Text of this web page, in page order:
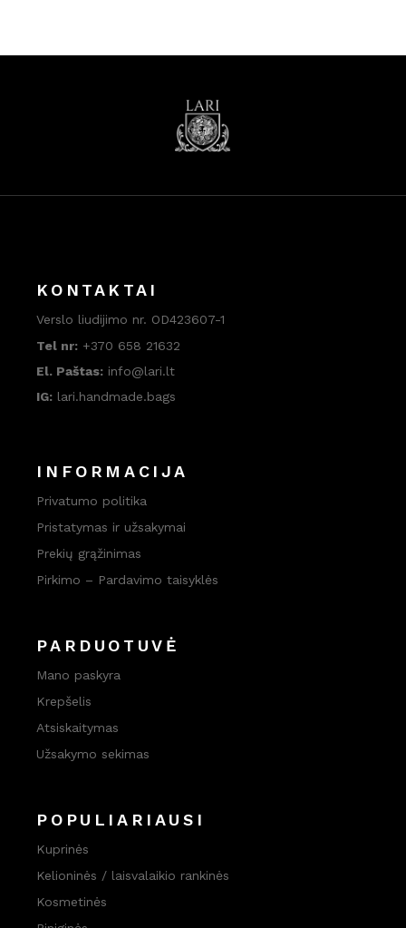
KONTAKTAI
Verslo liudijimo nr. OD423607-1
Tel nr: +370 658 21632
El. Paštas: info@lari.lt
IG: lari.handmade.bags
INFORMACIJA
Privatumo politika
Pristatymas ir užsakymai
Prekių grąžinimas
Pirkimo – Pardavimo taisyklės
PARDUOTUVĖ
Mano paskyra
Krepšelis
Atsiskaitymas
Užsakymo sekimas
POPULIARIAUSI
Kuprinės
Kelioninės / laisvalaikio rankinės
Kosmetinės